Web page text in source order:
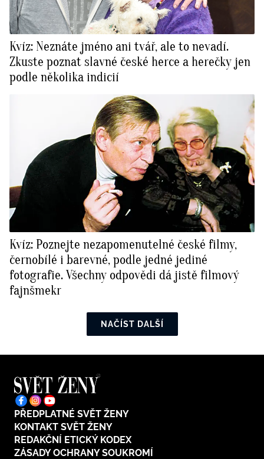
Kvíz: Neznáte jméno ani tvář, ale to nevadí.
Zkuste poznat slavné české herce a herečky jen
podle několika indicií
Kvíz: Poznejte nezapomenutelné české filmy,
černobílé i barevné, podle jedné jediné
fotografie. Všechny odpovědi dá jistě filmový
fajnšmekr
NAČÍST DALŠÍ
PŘEDPLATNÉ SVĚT ŽENY
KONTAKT SVĚT ŽENY
REDAKČNÍ ETICKÝ KODEX
ZÁSADY OCHRANY SOUKROMÍ